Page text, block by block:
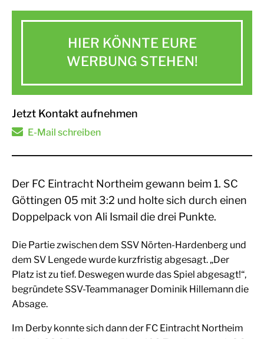
HIER KÖNNTE EURE
WERBUNG STEHEN!
Jetzt Kontakt aufnehmen
E-Mail schreiben
Der FC Eintracht Northeim gewann beim 1. SC
Göttingen 05 mit 3:2 und holte sich durch einen
Doppelpack von Ali Ismail die drei Punkte.
Die Partie zwischen dem SSV Nörten-Hardenberg und
dem SV Lengede wurde kurzfristig abgesagt. „Der
Platz ist zu tief. Deswegen wurde das Spiel abgesagt!“,
begründete SSV-Teammanager Dominik Hillemann die
Absage.
Im Derby konnte sich dann der FC Eintracht Northeim